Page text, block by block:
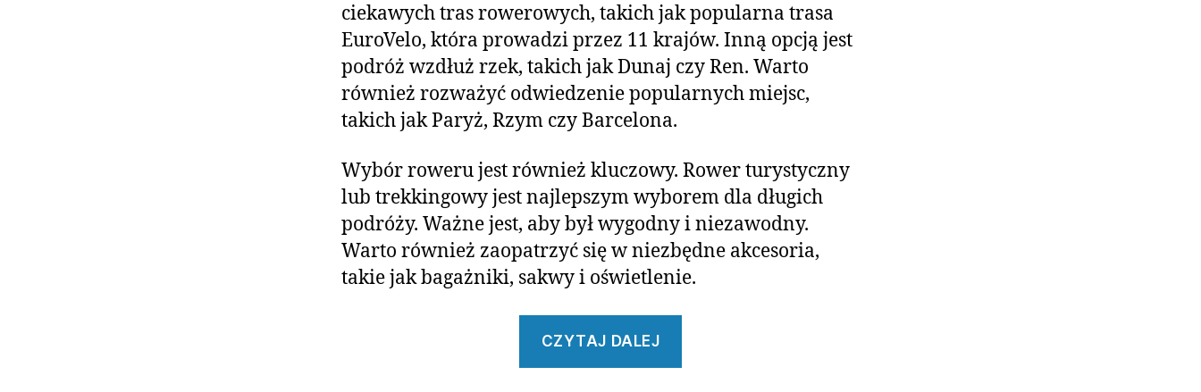
ciekawych tras rowerowych, takich jak popularna trasa
EuroVelo, która prowadzi przez 11 krajów. Inną opcją jest
podróż wzdłuż rzek, takich jak Dunaj czy Ren. Warto
również rozważyć odwiedzenie popularnych miejsc,
takich jak Paryż, Rzym czy Barcelona.
Wybór roweru jest również kluczowy. Rower turystyczny
lub trekkingowy jest najlepszym wyborem dla długich
podróży. Ważne jest, aby był wygodny i niezawodny.
Warto również zaopatrzyć się w niezbędne akcesoria,
takie jak bagażniki, sakwy i oświetlenie.
CZYTAJ DALEJ